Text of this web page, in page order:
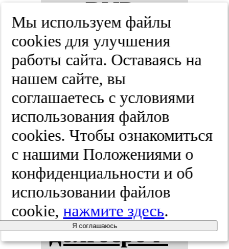
proBNP и
sST2 пос­ле
пе­ре­не­сен­
ной де­ком­
пен­са­ции
сер­деч­ной
не­дос­та­точ­
нос­ти и
дол­гос­роч­
Мы используем файлы
cооkies для улучшения
работы сайта. Оставаясь на
нашем сайте, вы
соглашаетесь с условиями
использования файлов
cооkies. Чтобы ознакомиться
с нашими Положениями о
конфиденциальности и об
использовании файлов
cookie,нажмите здесь.
Я соглашаюсь